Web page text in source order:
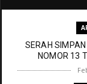
SERAH
NOMOR 13